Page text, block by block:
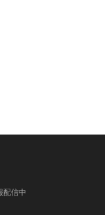
配信中